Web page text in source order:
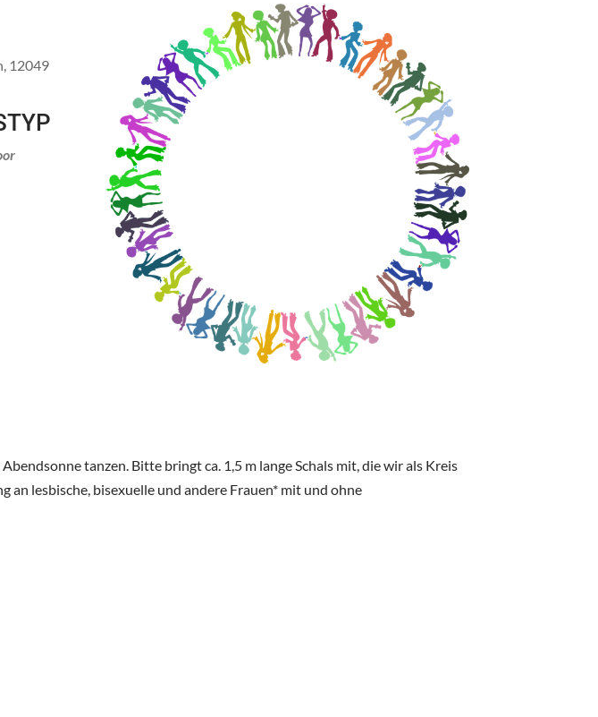
Office 365 Outlook Live
12049
tanzen. Bitte bringt ca. 1,5 m lange Schals mit, die wir als Kreis
an lesbische, bisexuelle und andere Frauen* mit und ohne